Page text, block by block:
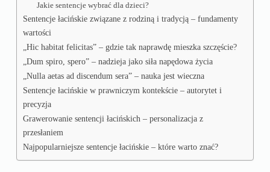
Jakie sentencje wybrać dla dzieci?
Sentencje łacińskie związane z rodziną i tradycją – fundamenty
wartości
„Hic habitat felicitas” – gdzie tak naprawdę mieszka szczęście?
„Dum spiro, spero” – nadzieja jako siła napędowa życia
„Nulla aetas ad discendum sera” – nauka jest wieczna
Sentencje łacińskie w prawniczym kontekście – autorytet i
precyzja
Grawerowanie sentencji łacińskich – personalizacja z
przesłaniem
Najpopularniejsze sentencje łacińskie – które warto znać?